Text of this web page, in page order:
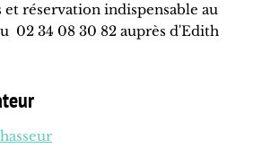
et réservation indispensable au
02 34 08 30 82 auprès d'Edith